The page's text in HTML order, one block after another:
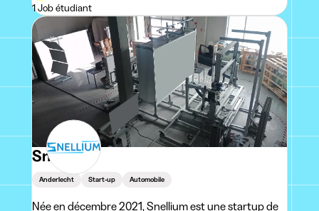
1 Job étudiant
Snellium
Anderlecht Start-up Automobile
Née en décembre 2021, Snellium est une startup de